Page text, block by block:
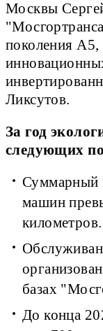
Москвы
поколения А5,
Ликсутов.
За год
следующих
Суммарный
машин
километров.
базах
До конца